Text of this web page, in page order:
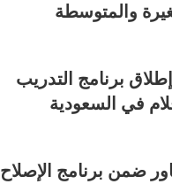
والمتوسطة
برنامج التدريب
في السعودية
3 محاور ضمن برنامج الإصلاح